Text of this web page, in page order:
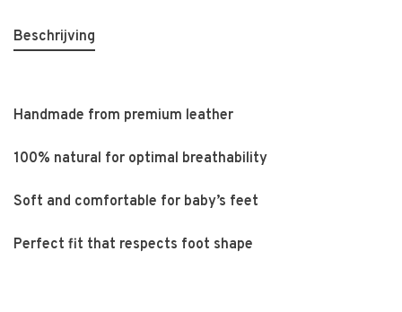
Beschrijving
Handmade from premium leather
100% natural for optimal breathability
Soft and comfortable for baby’s feet
Perfect fit that respects foot shape